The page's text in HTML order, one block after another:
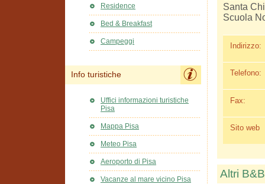
Santa
Scuola
Indirizzo:
Telefono:
Fax:
Sito web
Altri B&B
Residence
Bed & Breakfast
Campeggi
Info turistiche
Uffici informazioni turistiche
Pisa
Mappa Pisa
Meteo Pisa
Aeroporto di Pisa
Vacanze al mare vicino Pisa